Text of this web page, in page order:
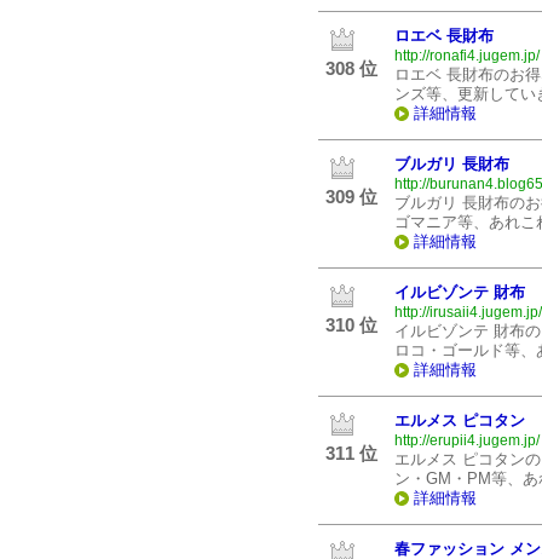
308 位
ロエベ 長財布
http://ronafi4.jugem.jp/
ロエベ 長財布のお
ンズ等、更新してい
詳細情報
309 位
ブルガリ 長財布
http://
ブルガリ 長財布の
ゴマニア等、あれ
詳細情報
310 位
イルビゾンテ 財布
http://irusaii4.jugem.jp/
イルビゾンテ 財布
ロコ・ゴールド等
詳細情報
311 位
エルメス ピコタン
http://erupii4.jugem.jp/
エルメス ピコタン
ン・GM・PM等、
詳細情報
春ファッション メ